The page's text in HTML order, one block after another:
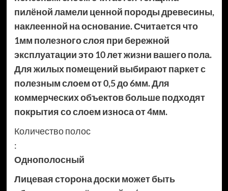
пилёной ламели ценной породы древесины,
наклеенной на основание. Считается что
1мм полезного слоя при бережной
эксплуатации это 10 лет жизни вашего пола.
Для жилых помещений выбирают паркет с
полезным слоем от 0,5 до 6мм. Для
коммерческих объектов больше подходят
покрытия со слоем износа от 4мм.
Количество полос
:
Однополосный
Лицевая сторона доски может быть